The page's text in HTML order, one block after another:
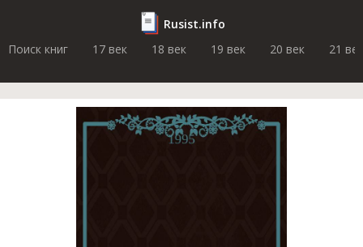
Rusist.info
Поиск книг
17 век 18 век 19 век 20 век 21 век